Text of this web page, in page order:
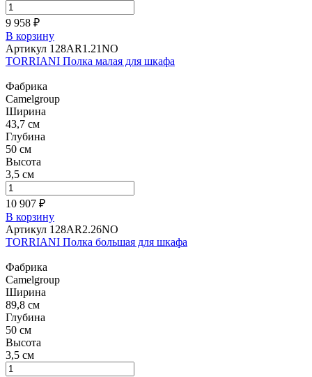
9 958 ₽
В корзину
Артикул 128AR1.21NO
TORRIANI Полка малая для шкафа
Фабрика
Camelgroup
Ширина
43,7 см
Глубина
50 см
Высота
3,5 см
10 907 ₽
В корзину
Артикул 128AR2.26NO
TORRIANI Полка большая для шкафа
Фабрика
Camelgroup
Ширина
89,8 см
Глубина
50 см
Высота
3,5 см